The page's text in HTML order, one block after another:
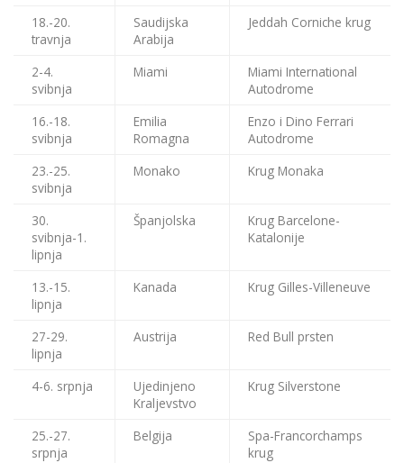
18.-20.
travnja
Saudijska
Arabija
Jeddah Corniche krug
2-4.
svibnja
Miami
Miami International
Autodrome
16.-18.
svibnja
Emilia
Romagna
Enzo i Dino Ferrari
Autodrome
23.-25.
svibnja
Monako Krug Monaka
30.
svibnja-1.
lipnja
Španjolska
Krug Barcelone-
Katalonije
13.-15.
lipnja
Kanada Krug Gilles-Villeneuve
27-29.
lipnja
Austrija Red Bull prsten
4-6. srpnja
Ujedinjeno
Kraljevstvo
Krug Silverstone
25.-27.
srpnja
Belgija
Spa-Francorchamps
krug